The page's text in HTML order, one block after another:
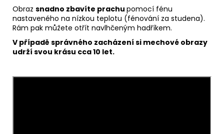
Obraz snadno zbavíte prachu pomocí fénu
nastaveného na nízkou teplotu (fénování za studena).
Rám pak můžete otřít navlhčeným hadříkem.
V případě správného zacházení si mechové obrazy
udrží svou krásu cca 10 let.